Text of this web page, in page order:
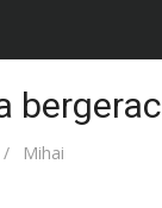
bergerac
Author
Mihai